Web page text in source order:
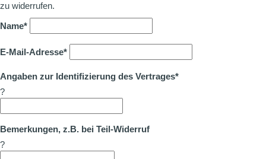
zu widerrufen.
Name*
E-Mail-Adresse*
Angaben zur Identifizierung des Vertrages*
?
Bemerkungen, z.B. bei Teil-Widerruf
?